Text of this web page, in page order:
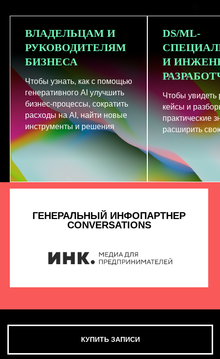
ВЛАДЕЛЬЦАМ И
РУКОВОДИТЕЛЯМ
БИЗНЕСА
Чтобы узнать, как с помощью
генеративного AI улучшить
бизнес-процессы, сократить
расходы на AI, найти новые
инструменты и решения
DS/ML-
И
Чтобы увидеть
кейсы и
практические
расширить